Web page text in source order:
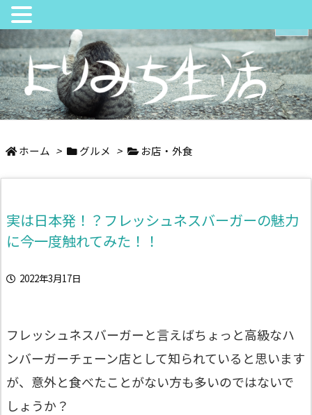
日々の中でちょっとよりみち
メニュ
サイド
検索
ホーム > グルメ > お店・外食
実は日本発！？フレッシュネスバーガーの魅力
に今一度触れてみた！！
2022年3月17日
フレッシュネスバーガーと言えばちょっと高級なハ
ンバーガーチェーン店として知られていると思います
が、意外と食べたことがない方も多いのではないで
しょうか？